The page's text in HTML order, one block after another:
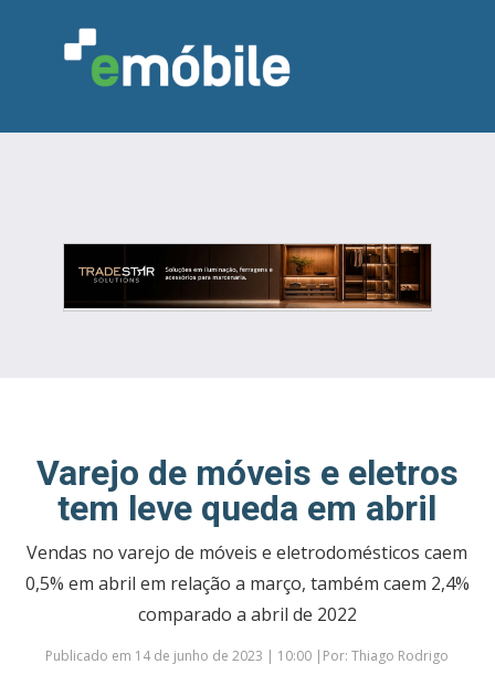
DESIGN & DECORAÇÃO
INDICADORES
FEIRAS NOTÍCIAS
Varejo de móveis e eletros
tem leve queda em abril
Vendas no varejo de móveis e eletrodomésticos caem
0,5% em abril em relação a março, também caem 2,4%
comparado a abril de 2022
Publicado em 14 de junho de 2023 | 10:00 |Por: Thiago Rodrigo